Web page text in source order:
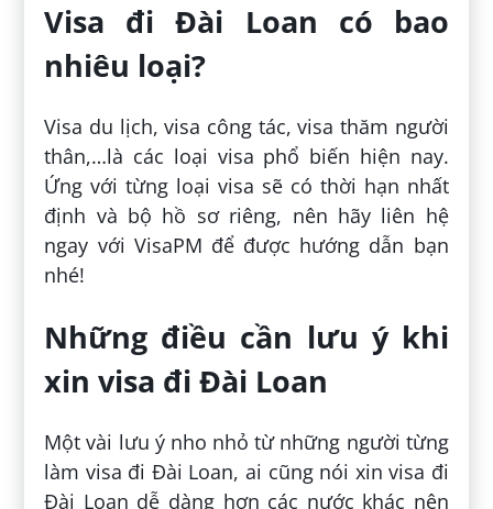
Visa đi Đài Loan có bao
nhiêu loại?
Visa du lịch, visa công tác, visa thăm người
thân,…là các loại visa phổ biến hiện nay.
Ứng với từng loại visa sẽ có thời hạn nhất
định và bộ hồ sơ riêng, nên hãy liên hệ
ngay với VisaPM để được hướng dẫn bạn
nhé!
Những điều cần lưu ý khi
xin visa đi Đài Loan
Một vài lưu ý nho nhỏ từ những người từng
làm visa đi Đài Loan, ai cũng nói xin visa đi
Đài Loan dễ dàng hơn các nước khác nên